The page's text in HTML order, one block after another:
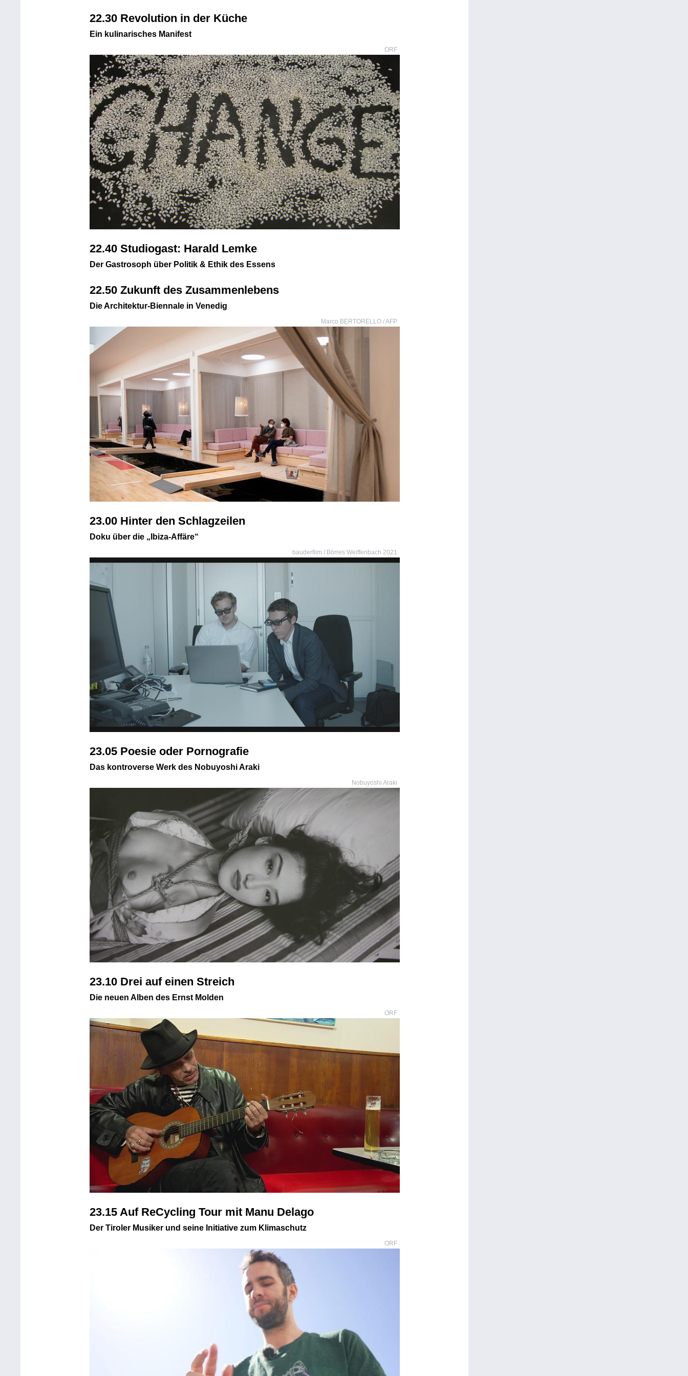
22.30 Revolution in der Küche
Ein kulinarisches Manifest
ORF
22.40 Studiogast: Harald Lemke
Der Gastrosoph über Politik & Ethik des Essens
22.50 Zukunft des Zusammenlebens
Die Architektur-Biennale in Venedig
Marco BERTORELLO / AFP
23.00 Hinter den Schlagzeilen
Doku über die „Ibiza-Affäre“
bauderfilm / Börres Weiffenbach 2021
23.05 Poesie oder Pornografie
Das kontroverse Werk des Nobuyoshi Araki
Nobuyoshi Araki
23.10 Drei auf einen Streich
Die neuen Alben des Ernst Molden
ORF
23.15 Auf ReCycling Tour mit Manu Delago
Der Tiroler Musiker und seine Initiative zum Klimaschutz
ORF